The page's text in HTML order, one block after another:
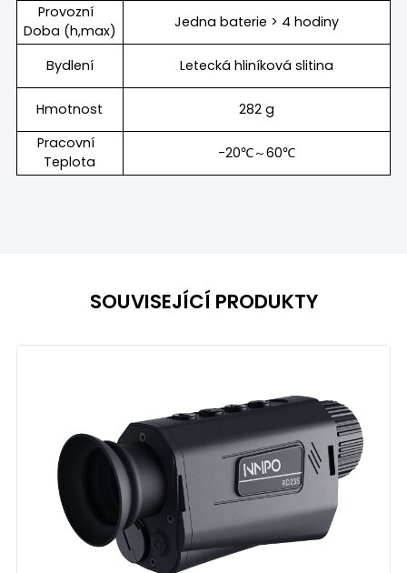
Provozní
Doba (h,max)
Jedna baterie > 4 hodiny
Bydlení Letecká hliníková slitina
Hmotnost
282 g
Pracovní
Teplota
-20℃～60℃
SOUVISEJÍCÍ PRODUKTY